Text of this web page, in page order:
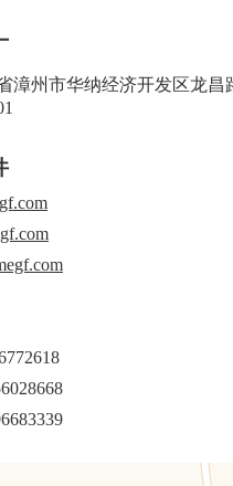
漳州市华纳经济开发区龙昌